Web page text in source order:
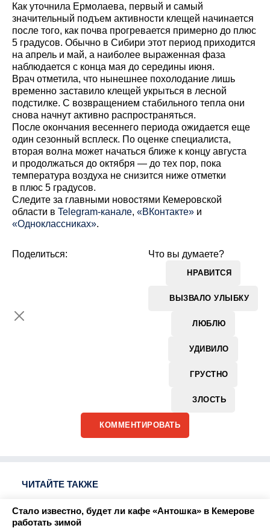
Как уточнила Ермолаева, первый и самый
значительный подъем активности клещей начинается
после того, как почва прогревается примерно до плюс
5 градусов. Обычно в Сибири этот период приходится
на апрель и май, а наиболее выраженная фаза
наблюдается с конца мая до середины июня.
Врач отметила, что нынешнее похолодание лишь
временно заставило клещей укрыться в лесной
подстилке. С возвращением стабильного тепла они
снова начнут активно распространяться.
После окончания весеннего периода ожидается еще
один сезонный всплеск. По оценке специалиста,
вторая волна может начаться ближе к концу августа
и продолжаться до октября — до тех пор, пока
температура воздуха не снизится ниже отметки
в плюс 5 градусов.
Cледите за главными новостями Кемеровской
области в Telegram-канале, «ВКонтакте» и
«Одноклассниках».
Что вы думаете?
НРАВИТСЯ
ВЫЗВАЛО УЛЫБКУ
ЛЮБЛЮ
УДИВИЛО
ГРУСТНО
ЗЛОСТЬ
Поделиться:
КОММЕНТИРОВАТЬ
ЧИТАЙТЕ ТАКЖЕ
Стало известно, будет ли кафе «Антошка» в Кемерове
работать зимой